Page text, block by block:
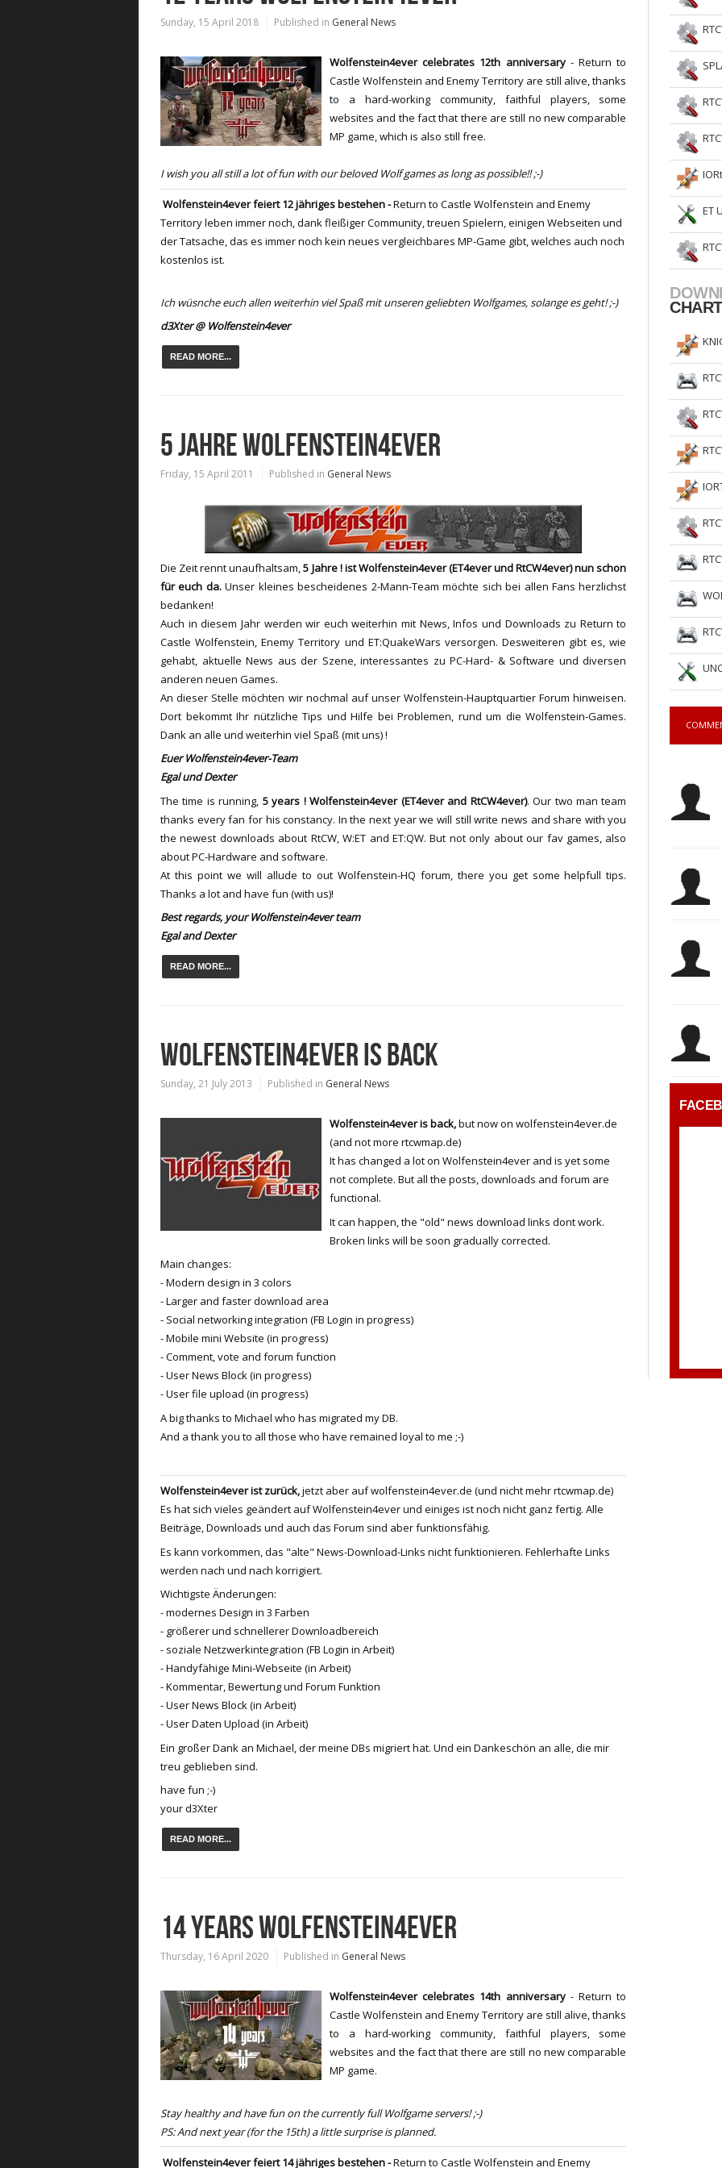
Sunday, 15 April 2018 Published in General News
Wolfenstein4ever celebrates 12th anniversary - Return to
Castle Wolfenstein and Enemy Territory are still alive, thanks
to a hard-working community, faithful players, some
websites and the fact that there are still no new comparable
MP game, which is also still free.
I wish you all stilla lot of fun with our belovedWolfgames as long as possible!! ;-)
Wolfenstein4ever feiert 12 jähriges bestehen -Return to Castle Wolfenstein and Enemy
Territoryleben immer noch, dank fleißiger Community, treuen Spielern, einigen Webseiten und
der Tatsache, das es immer noch kein neues vergleichbares MP-Game gibt, welches auch noch
kostenlos ist.
Ich wüsnche euch allen weiterhin viel Spaß mit unseren geliebten Wolfgames, solange es geht! ;-)
d3Xter @ Wolfenstein4ever
READ MORE...
5 JAHRE WOLFENSTEIN4EVER
Friday, 15 April 2011 Published in General News
Die Zeit rennt unaufhaltsam, 5 Jahre ! ist Wolfenstein4ever (ET4ever und RtCW4ever) nun schon
für euch da.Unser kleines bescheidenes 2-Mann-Team möchte sich bei allen Fans herzlichst
bedanken!
Auch in diesem Jahr werden wir euch weiterhin mit News, Infos und Downloads zu Return to
Castle Wolfenstein, Enemy Territory und ET:QuakeWars versorgen. Desweiteren gibt es, wie
gehabt, aktuelle News aus der Szene, interessantes zu PC-Hard- & Software und diversen
anderen neuen Games.
An dieser Stelle möchten wir nochmal auf unser Wolfenstein-Hauptquartier Forum hinweisen.
Dort bekommt Ihr nützliche Tips und Hilfe bei Problemen, rund um die Wolfenstein-Games.
Dank an alle und weiterhin viel Spaß (mit uns) !
Euer Wolfenstein4ever-Team
Egal und Dexter
The time is running, 5 years ! Wolfenstein4ever (ET4ever and RtCW4ever). Our two man team
thanks every fan for his constancy. In the next year we will still write news and share with you
the newest downloads about RtCW, W:ET and ET:QW. But not only about our fav games, also
about PC-Hardware and software.
At this point we will allude to out Wolfenstein-HQ forum, there you get some helpfull tips.
Thanks a lot and have fun (with us)!
Best regards,your Wolfenstein4ever team
Egal and Dexter
READ MORE...
WOLFENSTEIN4EVER IS BACK
Sunday, 21 July 2013 Published in General News
Wolfenstein4ever is back,but now on wolfenstein4ever.de
(and not more rtcwmap.de)
It has changed a lot on Wolfenstein4ever and is yet some
not complete. But all the posts, downloads and forum are
functional.
It can happen, the "old" news download links dont work.
Broken links will be soon gradually corrected.
Main changes:
- Modern design in 3 colors
- Larger and faster download area
- Social networking integration (FB Login in progress)
- Mobile mini Website (in progress)
- Comment, vote and forum function
- User News Block (in progress)
- User file upload (in progress)
A big thanks to Michael who has migrated my DB.
And a thank you to all those who have remained loyal to me ;-)
Wolfenstein4ever ist zurück,jetzt aber auf wolfenstein4ever.de (und nicht mehr rtcwmap.de)
Es hat sich vieles geändert auf Wolfenstein4ever und einiges ist noch nicht ganz fertig. Alle
Beiträge, Downloads und auch das Forum sind aber funktionsfähig.
Es kann vorkommen, das "alte" News-Download-Links nicht funktionieren. Fehlerhafte Links
werden nach und nach korrigiert.
Wichtigste Änderungen:
- modernes Design in 3 Farben
- größerer und schnellerer Downloadbereich
- soziale Netzwerkintegration (FB Login in Arbeit)
- Handyfähige Mini-Webseite (in Arbeit)
- Kommentar, Bewertung und Forum Funktion
- User News Block (in Arbeit)
- User Daten Upload (in Arbeit)
Ein großer Dank an Michael, der meine DBs migriert hat. Und ein Dankeschön an alle, die mir
treu geblieben sind.
have fun ;-)
your d3Xter
READ MORE...
14 YEARS WOLFENSTEIN4EVER
Thursday, 16 April 2020 Published in General News
Wolfenstein4ever celebrates 14th anniversary - Return to
Castle Wolfenstein and Enemy Territory are still alive, thanks
to a hard-working community, faithful players, some
websites and the fact that there are still no new comparable
MP game.
Stay healthy and have fun on the currently full Wolfgame servers! ;-)
PS: And next year (for the 15th) a little surprise is planned.
Wolfenstein4ever feiert 14 jähriges bestehen -Return to Castle Wolfenstein and Enemy
ET